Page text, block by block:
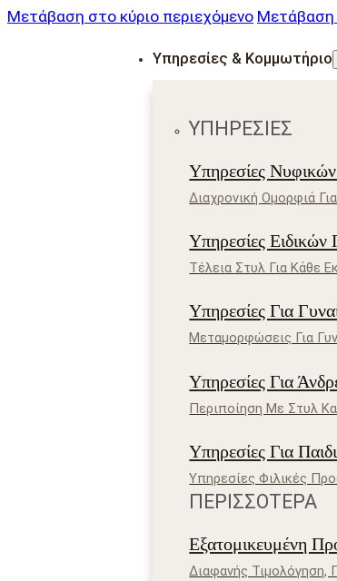
Μετάβαση στο κύριο περιεχόμενο Μετάβαση
Υπηρεσίες & Κομμωτήριο
ΥΠΗΡΕΣΊΕΣ
Υπηρεσίες
Διαχρονική Ομορφιά
Υπηρεσίες Ειδικών
Τέλεια Στυλ Για Κάθε
Υπηρεσίες Για
Μεταμορφώσεις Για
Υπηρεσίες Για
Περιποίηση Με Στυλ
Υπηρεσίες Για
Υπηρεσίες Φιλικές
ΠΕΡΙΣΣΌΤΕΡΑ
Εξατομικευμένη
Διαφανής Τιμολόγηση,